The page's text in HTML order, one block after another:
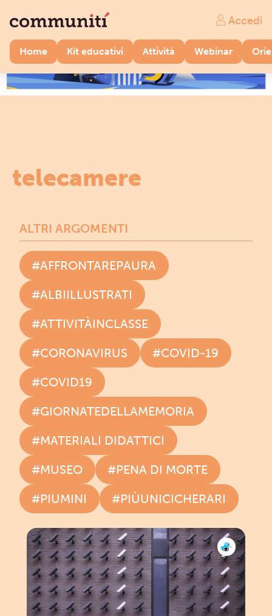
Home Kit educativi Attività Webinar
Accedi
telecamere
ALTRI ARGOMENTI
#AFFRONTAREPAURA
#ALBIILLUSTRATI
#ATTIVITÀINCLASSE
#CORONAVIRUS
#COVID-19
#COVID19
#GIORNATEDELLAMEMORIA
#MATERIALI DIDATTICI
#MUSEO
#PENA DI MORTE
#PIUMINI
#PIÙUNICICHERARI